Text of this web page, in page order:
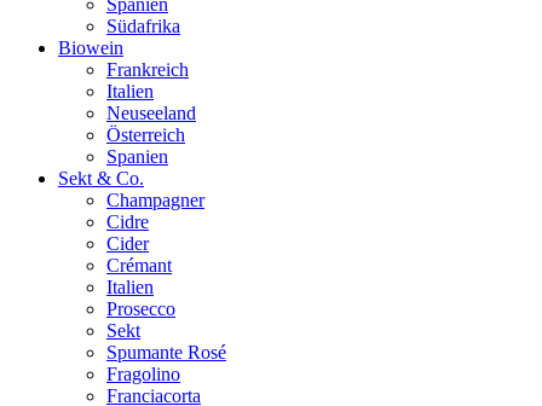
Spanien
Südafrika
Biowein
Frankreich
Italien
Neuseeland
Österreich
Spanien
Sekt & Co.
Champagner
Cidre
Cider
Crémant
Italien
Prosecco
Sekt
Spumante Rosé
Fragolino
Franciacorta